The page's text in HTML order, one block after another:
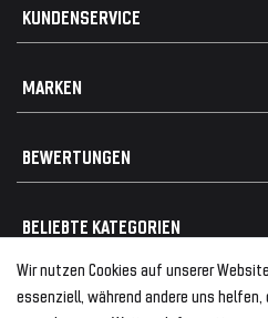
Wir nutzen Cookies auf unserer
essenziell, während andere uns
Widerrufsrecht
Vertrag widerrufen
Elektro- / Altteilentsorgung
KUNDENSERVICE
MARKEN
Geeignet für Mercedes
BEWERTUNGEN
BELIEBTE KATEGORIEN
Frontspoiler
Heckspoiler
FOLGEN SIE UNS AUF